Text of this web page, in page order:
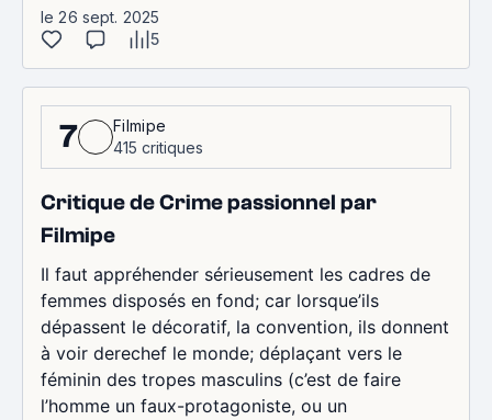
le 26 sept. 2025
5
7
Filmipe
415 critiques
Critique de Crime passionnel par
Filmipe
Il faut appréhender sérieusement les cadres de
femmes disposés en fond; car lorsque’ils
dépassent le décoratif, la convention, ils donnent
à voir derechef le monde; déplaçant vers le
féminin des tropes masculins (c’est de faire
l’homme un faux-protagoniste, ou un